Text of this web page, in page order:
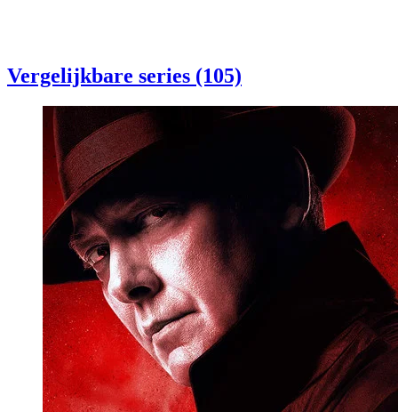
Vergelijkbare series (105)